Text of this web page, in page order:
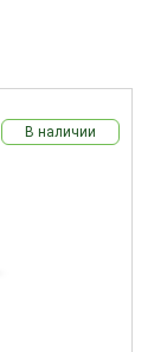
В наличии